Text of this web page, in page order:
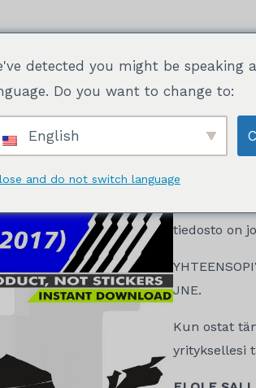
Mallit valmiina tulostettavaksi
Tämä on
tiedoston
tiedosto on
JNE.
Kun ostat
yrityksellesi
detected you might be speaking
Do you want to change to:
English
and do not switch language